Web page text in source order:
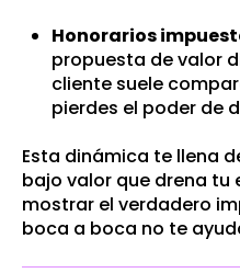
Honorarios
propuesta de valor
cliente suele
pierdes el poder de
Esta dinámica te llena
bajo valor que drena tu
mostrar el verdadero
boca a boca no te